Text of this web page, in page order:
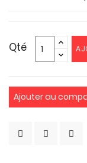
Qté
Ajouter au